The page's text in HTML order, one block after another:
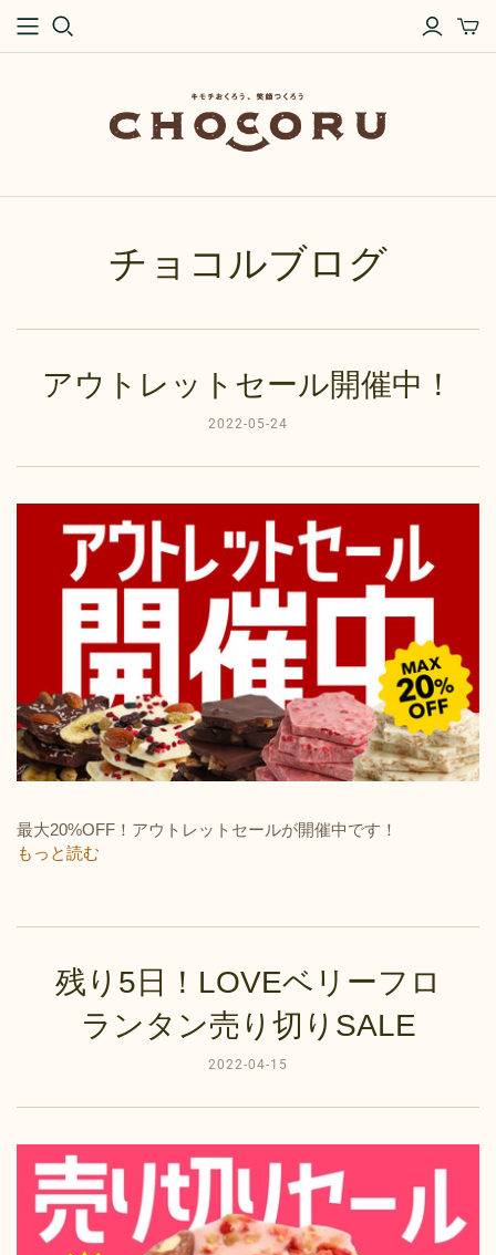
チョコルブログ
アウトレットセール開催中！
2022-05-24
最大20%OFF！ アウトレットセールが開催中です！
もっと読む
残り5日！LOVEベリーフロ
ランタン売り切りSALE
2022-04-15